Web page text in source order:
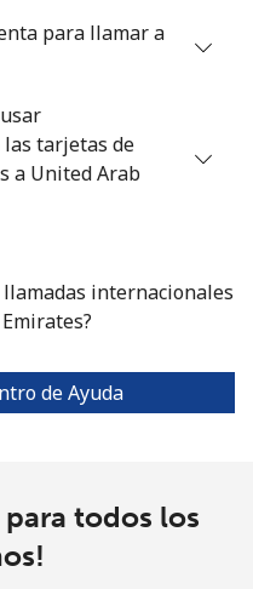
59 min por
59 min por
⁦$10⁩
para llamar a
las tarjetas de
a United Arab
internacionales
de Ayuda
para todos los